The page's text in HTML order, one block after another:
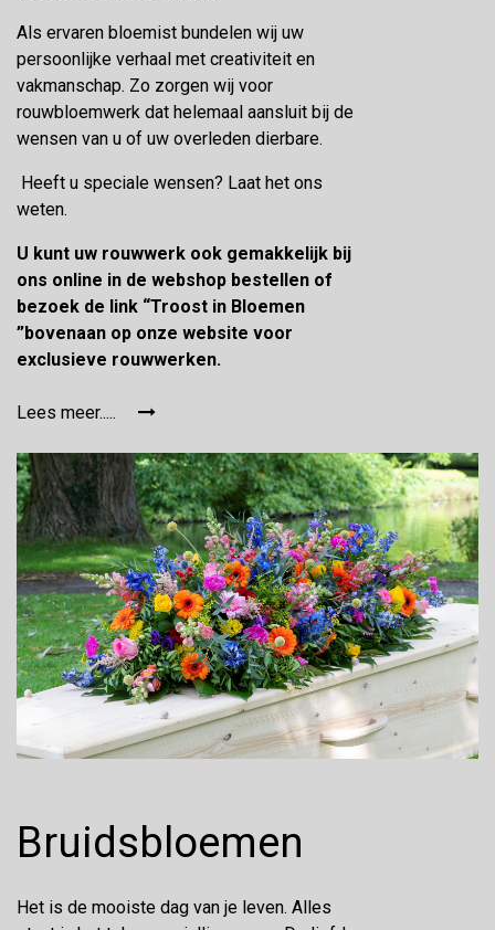
Als ervaren bloemist bundelen wij uw
persoonlijke verhaal met creativiteit en
vakmanschap. Zo zorgen wij voor
rouwbloemwerk dat helemaal aansluit bij de
wensen van u of uw overleden dierbare.
Heeft u speciale wensen? Laat het ons
weten.
U kunt uw rouwwerk ook gemakkelijk bij
ons online in de webshop bestellen of
bezoek de link “Troost in Bloemen
”bovenaan op onze website voor
exclusieve rouwwerken.
Lees meer.....
Bruidsbloemen
Het is de mooiste dag van je leven. Alles